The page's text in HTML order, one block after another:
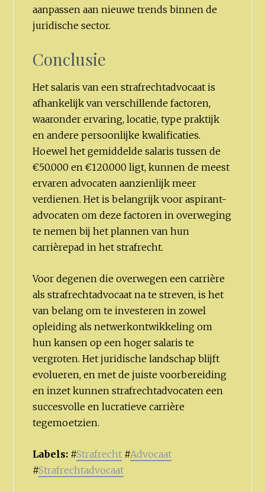
aanpassen aan nieuwe trends binnen de
juridische sector.
Conclusie
Het salaris van een strafrechtadvocaat is
afhankelijk van verschillende factoren,
waaronder ervaring, locatie, type praktijk
en andere persoonlijke kwalificaties.
Hoewel het gemiddelde salaris tussen de
€50.000 en €120.000 ligt, kunnen de meest
ervaren advocaten aanzienlijk meer
verdienen. Het is belangrijk voor aspirant-
advocaten om deze factoren in overweging
te nemen bij het plannen van hun
carrièrepad in het strafrecht.
Voor degenen die overwegen een carrière
als strafrechtadvocaat na te streven, is het
van belang om te investeren in zowel
opleiding als netwerkontwikkeling om
hun kansen op een hoger salaris te
vergroten. Het juridische landschap blijft
evolueren, en met de juiste voorbereiding
en inzet kunnen strafrechtadvocaten een
succesvolle en lucratieve carrière
tegemoetzien.
Labels: #Strafrecht #Advocaat
#Strafrechtadvocaat